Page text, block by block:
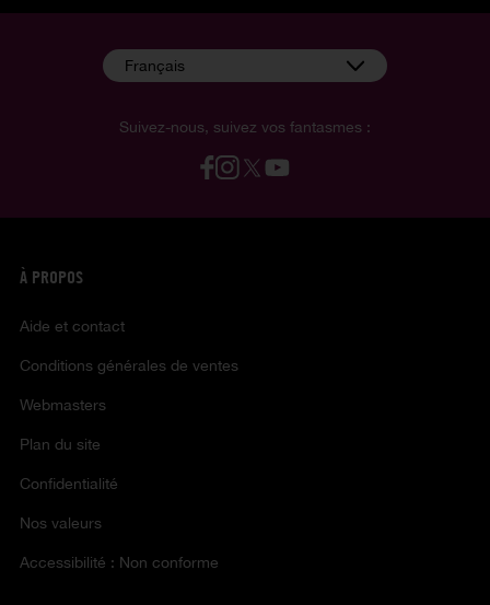
Suivez-nous, suivez vos fantasmes :
Français
À PROPOS
Aide et contact
Conditions générales de ventes
Webmasters
Plan du site
Confidentialité
Nos valeurs
Accessibilité : Non conforme